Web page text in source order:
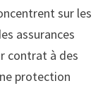
sur les
assurances
contrat à des
protection